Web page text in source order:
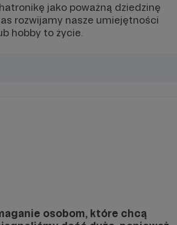
jako poważną dziedzinę
rozwijamy nasze umiejętności
hobby to życie.
osobom, które chcą